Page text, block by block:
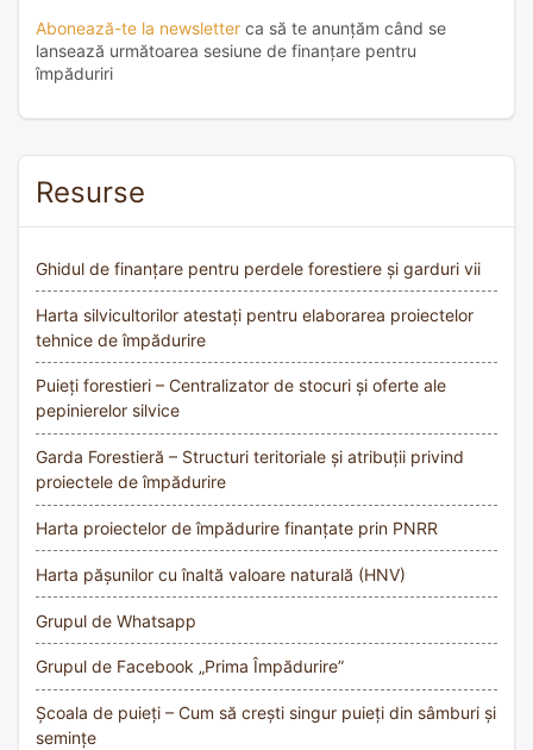
Abonează-te la newsletter ca să te anunțăm când se
lansează următoarea sesiune de finanțare pentru
împăduriri
Resurse
Ghidul de finanțare pentru perdele forestiere și garduri vii
Harta silvicultorilor atestați pentru elaborarea proiectelor
tehnice de împădurire
Puieți forestieri – Centralizator de stocuri și oferte ale
pepinierelor silvice
Garda Forestieră – Structuri teritoriale și atribuții privind
proiectele de împădurire
Harta proiectelor de împădurire finanțate prin PNRR
Harta pășunilor cu înaltă valoare naturală (HNV)
Grupul de Whatsapp
Grupul de Facebook „Prima Împădurire”
Școala de puieți – Cum să crești singur puieți din sâmburi și
semințe